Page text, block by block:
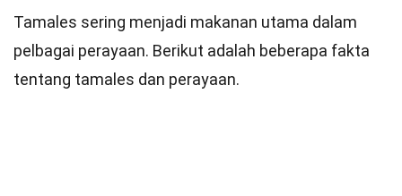
Tamales sering menjadi makanan utama dalam
pelbagai perayaan. Berikut adalah beberapa fakta
tentang tamales dan perayaan.